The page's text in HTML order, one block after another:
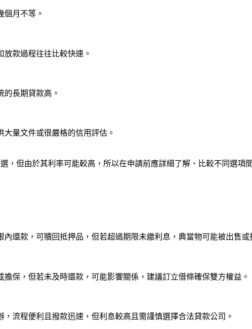
個月不等。
款過程往往比較快速。
長期貸款高。
量文件或很嚴格的信用評估。
，但由於其利率可能較高，所以在申請前應詳細了解、比較不同選項
還款，可贖回抵押品，但若超過期限未繳利息，典當物可能被出售或
保，但若未及時還款，可能影響關係，建議訂立借條確保雙方權益。
流程便利且撥款迅速，但利息較高且需謹慎選擇合法貸款公司。